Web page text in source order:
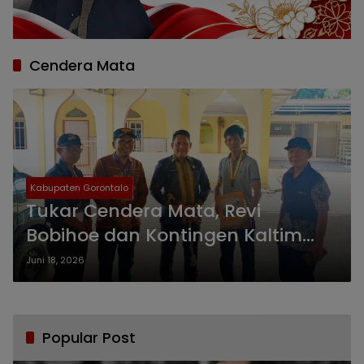
Cendera Mata
Kabupaten Gorontalo
Tukar Cendera Mata, Revi
Bobihoe dan Kontingen Kaltim
Rajut Persaudaraan
Juni 18, 2026
Popular Post